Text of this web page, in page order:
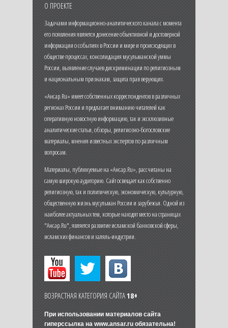
О ПРОЕКТЕ
Задачами информационно-аналитического канала с момента
его появления является донесение объективной и достоверной
информации о событиях в России и мире и происходящих в
обществе процессах, консолидация мусульманской уммы
России, выявление случаев дискриминации по религиозным
и национальным признакам, защита прав верующих.
«Ансар.Ru» имеет собственных корреспондентов в различных
регионах России и предлагает вниманию читателей как
оперативную новостную информацию, так и эксклюзивные
аналитические статьи, обзоры, религиозно-богословские
материалы, мнения известных экспертов по различным
вопросам.
Материалы, публикуемые на «Ансар.Ru», рассчитаны на
самую широкую аудиторию. Сайт освещает как собственно
религиозную, так и политическую, экономическую, культурную,
общественную жизнь мусульман России и зарубежья. Одной из
наиболее актуальных тем, которые находят место на страницах
"Ансар.Ru", является развитие исламской банковской сферы,
исламских финансов и халяль-индустрии.
ВОЗРАСТНАЯ КАТЕГОРИЯ САЙТА18+
При использовании материалов сайта
гиперссылка на www.ansar.ruобязательна!